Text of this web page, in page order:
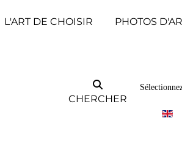
L'ART DE CHOISIR PHOTOS
CHERCHER